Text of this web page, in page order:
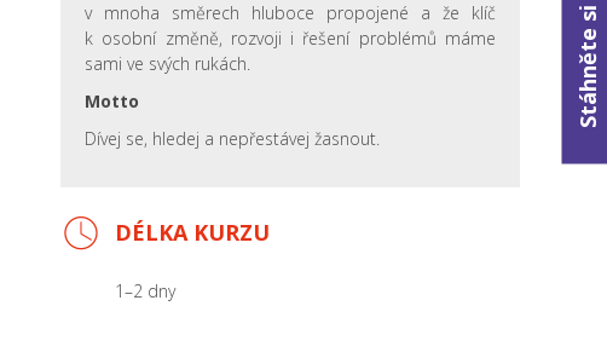
v mnoha směrech hluboce propojené a že klíč
k osobní změně, rozvoji i řešení problémů máme
sami ve svých rukách.
Motto
Dívej se, hledej a nepřestávej žasnout.
DÉLKA KURZU
1–2 dny
Stáhněte si